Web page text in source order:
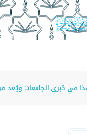
في كبرى الجامعات